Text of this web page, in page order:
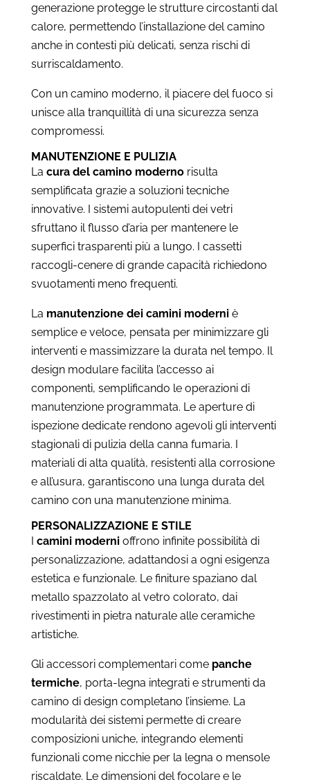
generazione protegge le strutture circostanti dal
calore, permettendo l’installazione del camino
anche in contesti più delicati, senza rischi di
surriscaldamento.
Con un camino moderno, il piacere del fuoco si
unisce alla tranquillità di una sicurezza senza
compromessi.
MANUTENZIONE E PULIZIA
La cura del camino modernorisulta
semplificata grazie a soluzioni tecniche
innovative. I sistemi autopulenti dei vetri
sfruttano il flusso d’aria per mantenere le
superfici trasparenti più a lungo. I cassetti
raccogli-cenere di grande capacità richiedono
svuotamenti meno frequenti.
La manutenzione dei camini moderniè
semplice e veloce, pensata per minimizzare gli
interventi e massimizzare la durata nel tempo. Il
design modulare facilita l’accesso ai
componenti, semplificando le operazioni di
manutenzione programmata. Le aperture di
ispezione dedicate rendono agevoli gli interventi
stagionali di pulizia della canna fumaria. I
materiali di alta qualità, resistenti alla corrosione
e all’usura, garantiscono una lunga durata del
camino con una manutenzione minima.
PERSONALIZZAZIONE E STILE
I camini modernioffrono infinite possibilità di
personalizzazione, adattandosi a ogni esigenza
estetica e funzionale. Le finiture spaziano dal
metallo spazzolato al vetro colorato, dai
rivestimenti in pietra naturale alle ceramiche
artistiche.
Gli accessori complementari come panche
termiche, porta-legna integrati e strumenti da
camino di design completano l’insieme. La
modularità dei sistemi permette di creare
composizioni uniche, integrando elementi
funzionali come nicchie per la legna o mensole
riscaldate. Le dimensioni del focolare e le